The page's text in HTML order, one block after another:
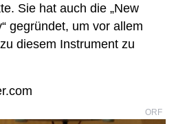
Sie hat auch die „New
gegründet, um vor allem
diesem Instrument zu
ORF